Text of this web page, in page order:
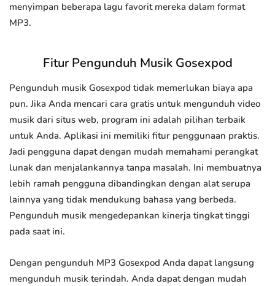
menyimpan beberapa lagu favorit mereka dalam format
MP3.
Fitur Pengunduh Musik Gosexpod
Pengunduh musik Gosexpod tidak memerlukan biaya apa
pun. Jika Anda mencari cara gratis untuk mengunduh video
musik dari situs web, program ini adalah pilihan terbaik
untuk Anda. Aplikasi ini memiliki fitur penggunaan praktis.
Jadi pengguna dapat dengan mudah memahami perangkat
lunak dan menjalankannya tanpa masalah. Ini membuatnya
lebih ramah pengguna dibandingkan dengan alat serupa
lainnya yang tidak mendukung bahasa yang berbeda.
Pengunduh musik mengedepankan kinerja tingkat tinggi
pada saat ini.
Dengan pengunduh MP3 Gosexpod Anda dapat langsung
mengunduh musik terindah. Anda dapat dengan mudah